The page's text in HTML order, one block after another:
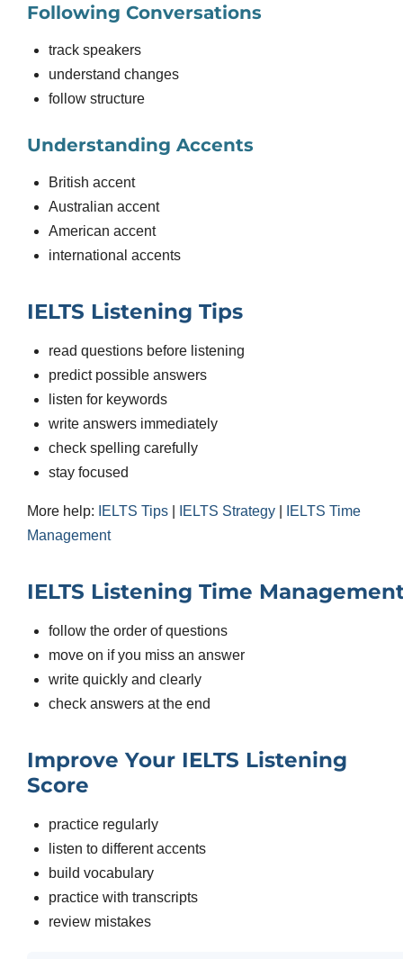
Following Conversations
track speakers
understand changes
follow structure
Understanding Accents
British accent
Australian accent
American accent
international accents
IELTS Listening Tips
read questions before listening
predict possible answers
listen for keywords
write answers immediately
check spelling carefully
stay focused
More help: IELTS Tips IELTS Strategy
IELTS Time
Management
IELTS Listening Time
follow the order of questions
move on if you miss an answer
write quickly and clearly
check answers at the end
Improve Your IELTS Listening
Score
practice regularly
listen to different accents
build vocabulary
practice with transcripts
review mistakes